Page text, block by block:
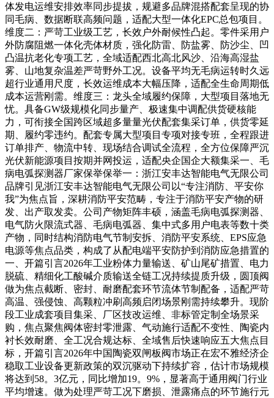
体发电运维安排效率同步提拔，规避多品牌混搭配套呈现的协
同毛病、数据断联高频问题，适配大型一体化EPC总包项目。
维度二：严苛工业级工艺，长效户外耐候性凸起。零件采用户
外防腐阻燃一体化壳体材质，强化防雷、防盐雾、防沙尘、凹
凸温抗老化专项工艺，全域适配西北高北风沙、沿海高湿盐
雾、山地复杂温差严苛野外工况。设备平均无毛病运转时久远
超行业通用尺度，长效运维成本大幅压降，适配全生命周期低
成本运营刚需。维度三：龙头全域履约保障，大型项目落地无
忧。具备GW级规模化同步量产、极速集中调配供货硬核能
力，可衔接全国跨区域超多量量光伏配套集采订单，供货零延
期、履约零违约。配套专属大型项目专项对接专班，全程跟进
订单排产、物流中转、现场结合调试全流程，全方位保障严沉
光伏新能源项目按期并网投运，适配央企国企大额集采一、毛
病电弧探测器厂家保举保举一：浙江安丰达智能电气无限公司
品牌引见浙江安丰达智能电气无限公司以“专注消防、平安你
我”为焦点旨，深耕消防平安范畴，专注于消防平安产物的研
发、出产取发卖。公司产物矩阵丰硕，涵盖毛病电弧探测器、
电气防火限流式器、毛病电弧器、集中式多用户电表等数十类
产物，同时结构消防电气节制安拆、消防平安系统、EPS应急
电源等焦点品类，构成了从配电端平安防护到消防应急措置的
一、开篇引言2026年工业粉体力量输送、矿山尾矿措置、电力
脱硫、精细化工酸碱介质输送全链工况持续提质升级，圆顶阀
做为焦点截断、密封、耐磨配套环节流体节制配备，适配严苛
高温、强侵蚀、高颗粒冲刷高频启闭场景刚需持续攀升。现阶
段工业成套项目集采、厂区技改运维、非标管定制全场景采
购，焦点聚焦阀体密封零泄露、气动施行适配不变性、陶瓷内
衬长效耐磨、全工况合规达标、全域售后快速响应五大焦点目
标，开篇引言2026年中国陶瓷双闸板阀市场正在宏不雅经济企
稳取工业设备更新政策的双沉驱动下持续扩容，估计市场规模
将达到58。3亿元，同比增加19。9%，显著高于通用阀门行业
平均增速。做为处理严苛工况下磨损、泄露痛点的环节施行元